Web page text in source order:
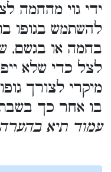
ידי גוי מהחמה
להשתמש בגופו
בחמה או בגשם,
לצל כדי שלא
מיקרי לצורך
בו אחר כך
עמוד תיא